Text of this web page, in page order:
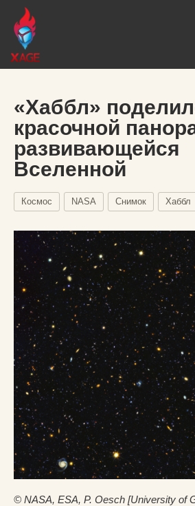
«Хаббл»
красочной
развивающейся
Вселенной
Космос NASA Снимок Хаббл
© NASA, ESA, P. Oesch [University of